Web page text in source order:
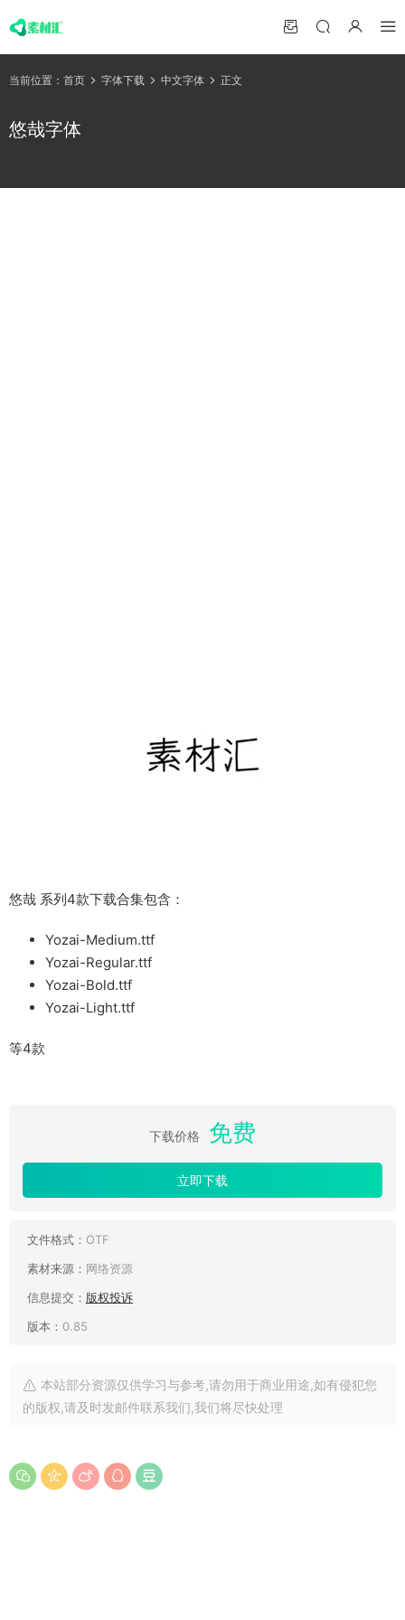
当前位置： 首页 字体下载 中文字体 正文
悠哉字体
悠哉 系列4款下载合集包含：
Yozai-Medium.ttf
Yozai-Regular.ttf
Yozai-Bold.ttf
Yozai-Light.ttf
等4款
下载价格 免费
立即下载
文件格式： OTF
素材来源： 网络资源
信息提交： 版权投诉
版本： 0.85
本站部分资源仅供学习与参考,请勿用于商业用途,如有侵犯您
的版权,请及时发邮件联系我们,我们将尽快处理